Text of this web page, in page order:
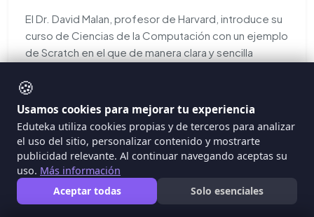
El Dr. David Malan, profesor de Harvard, introduce su
curso de Ciencias de la Computación con un ejemplo
de Scratch en el que de manera clara y sencilla
instrucciones, expresiones booleanas,
condicionales, ciclos, variables, hilos y eventos.
#PensamientoComputacional
#CienciaComputacion
#Programacion
#Scratch
🍪
Usamos cookies para mejorar tu experiencia
Eduteka utiliza cookies propias y de terceros para analizar
el uso del sitio, personalizar contenido y mostrarte
publicidad relevante. Al continuar navegando aceptas su
uso. Más información
Aceptar todas
Solo esenciales